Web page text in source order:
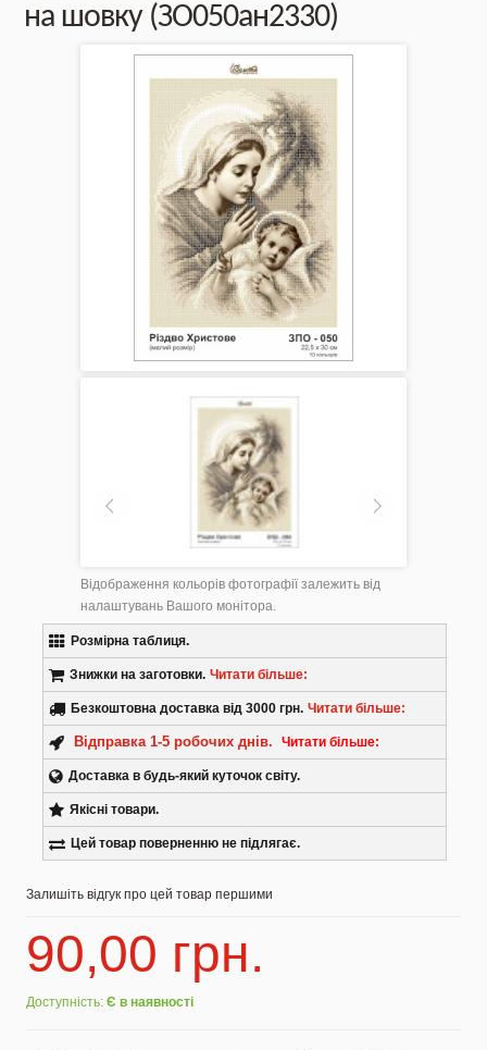
Нова колекція - НАША: ЗЕМЛЯ, НЕБО,
КРАЇНА / Вишиванки
Заготовки для вишивки Бісером/Нитками
Готовий одяг / Вишиванки
Набори для Вишивки
Комплектуючі
Аксесуари Одягу
Сумки-Шопери
на шовку (ЗО050ан2330)
Відображення кольорів фотографії залежить від
налаштувань Вашого монітора.
Розмірна таблиця.
Знижки на заготовки. Читати більше:
Для роздрібних покупців 5% - від 2 000 грн., 10% -
від 4 000 грн.(Детальніше в розділі«Знижки»
Безкоштовна доставка від 3000 грн. Читати більше:
При 100% передоплаті, по Україні, для роздрібних
покупців.
Відправка 1-5 робочих днів. Читати більше:
Товари, що є в наявності відправляються в день
оплати або наступного дня. Товари, що
потребують більшого часу на виготовлення,
відправляються до 5 робочих днів. Ми відповідальне
років. Фізично наш магазин розташований у м.
12.
Доставка в будь-який куточок світу.
Якісні товари.
Цей товар поверненню не підлягає.
Залишіть відгук про цей товар першими
90,00 грн.
Доступність:Є в наявності